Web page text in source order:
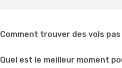
Comment trouver des vols
Quel est le meilleur moment